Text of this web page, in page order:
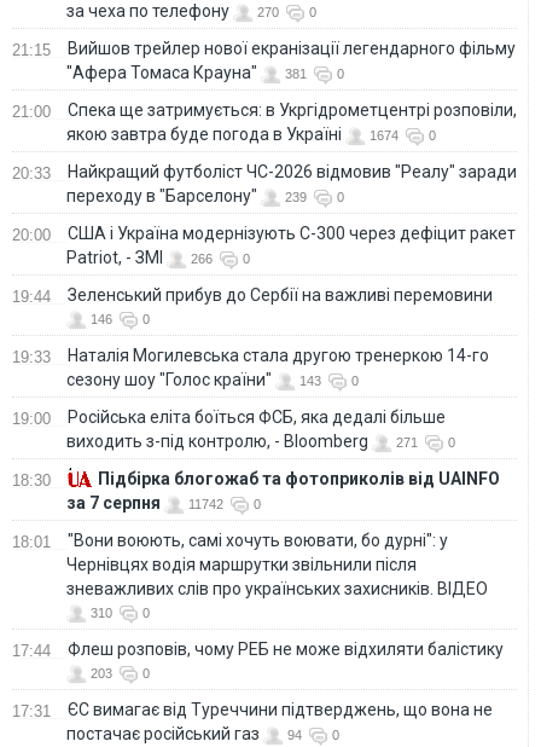
за чеха по телефону
270 0
21:15
Вийшов трейлер нової екранізації легендарного фільму
"Афера Томаса Крауна"
381 0
21:00
Спека ще затримується: в Укргідрометцентрі розповіли,
якою завтра буде погода в Україні
1674 0
20:33
Найкращий футболіст ЧС-2026 відмовив "Реалу" заради
переходу в "Барселону"
239 0
20:00
США і Україна модернізують С-300 через дефіцит ракет
Patriot, - ЗМІ
266 0
19:44 Зеленський прибув до Сербії на важливі перемовини
146 0
19:33
Наталія Могилевська стала другою тренеркою 14-го
сезону шоу "Голос країни"
143 0
19:00
Російська еліта боїться ФСБ, яка дедалі більше
виходить з-під контролю, - Bloomberg
271 0
18:30
Підбірка блогожаб та фотоприколів від UAINFO
за 7 серпня
11742 0
18:01
"Вони воюють, самі хочуть воювати, бо дурні": у
Чернівцях водія маршрутки звільнили після
зневажливих слів про українських захисників. ВІДЕО
310 0
17:44 Флеш розповів, чому РЕБ не може відхиляти балістику
203 0
17:31
ЄС вимагає від Туреччини підтверджень, що вона не
постачає російський газ
94 0